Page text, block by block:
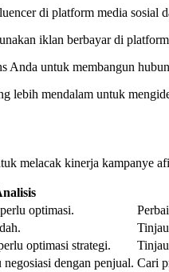
di platform media sosial
iklan berbayar di
Anda untuk membangun
lebih mendalam untuk
melacak kinerja kampanye
optimasi.
optimasi strategi.
dengan penjual. Cari